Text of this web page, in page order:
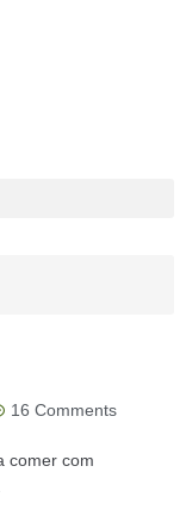
16 Comments
comer com